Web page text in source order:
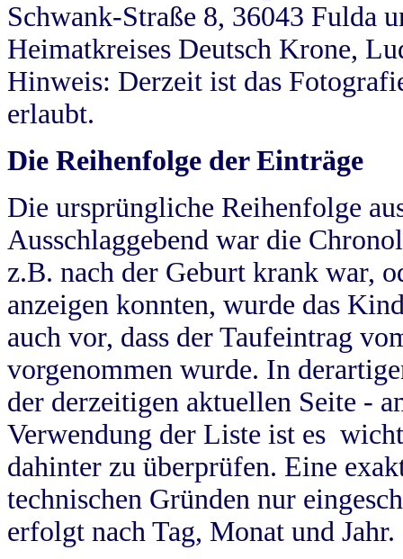
Schwank-Straße 8, 36043 Fulda
Heimatkreises Deutsch Krone,
Hinweis: Derzeit ist das
erlaubt.
Die Reihenfolge der Einträge
Die ursprüngliche Reihenfolge
Ausschlaggebend war die
z.B. nach der Geburt krank war,
anzeigen konnten, wurde das
auch vor, dass der Taufeintrag
vorgenommen wurde. In
der derzeitigen aktuellen Seite -
Verwendung der Liste ist es
dahinter zu überprüfen. Eine
technischen Gründen nur
erfolgt nach Tag, Monat und Jahr.